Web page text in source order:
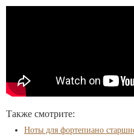
Также смотрите:
Ноты для фортепиано